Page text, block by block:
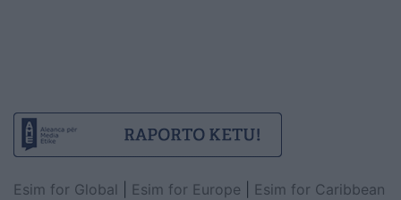
Esim for Global Esim for Europe
Esim for Caribbean